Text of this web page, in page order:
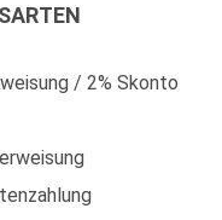
/ 2% Skonto